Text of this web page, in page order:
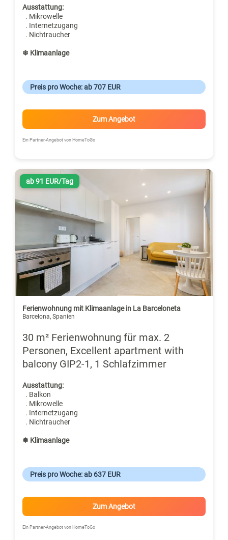
Ausstattung:
. Mikrowelle
. Internetzugang
. Nichtraucher
❄ Klimaanlage
Preis pro Woche: ab 707 EUR
Zum Angebot
Ein Partner-Angebot von HomeToGo
ab 91 EUR/Tag
Ferienwohnung mit Klimaanlage in La Barceloneta
Barcelona, Spanien
30 m² Ferienwohnung für max. 2
Personen, Excellent apartment with
balcony GIP2-1, 1 Schlafzimmer
Ausstattung:
. Balkon
. Mikrowelle
. Internetzugang
. Nichtraucher
❄ Klimaanlage
Preis pro Woche: ab 637 EUR
Zum Angebot
Ein Partner-Angebot von HomeToGo